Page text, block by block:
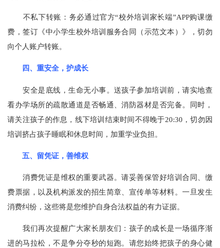
不私下转账：务必通过官方“校外培训家长端”APP购课缴
费，签订《中小学生校外培训服务合同（示范文本）》，切勿
向个人账户转账。
四、重安全，护成长
安全是底线，生命无小事。送孩子参加培训前，请实地查
看办学场所的疏散通道是否畅通、消防器材是否完备。同时，
请关注孩子的作息，线下培训结束时间不得晚于20:30，切勿因
培训挤占孩子睡眠和休息时间，加重学业负担。
五、留凭证，善维权
消费凭证是维权的重要武器。请妥善保管好培训合同、缴
费票据，以及机构派发的招生简章、宣传单等材料。一旦发生
消费纠纷，这些将是您维护自身合法权益的有力证据。
我们再次提醒广大家长朋友们：孩子的成长是一场循序渐
进的马拉松，不是争分夺秒的短跑。请您始终把孩子的身心健